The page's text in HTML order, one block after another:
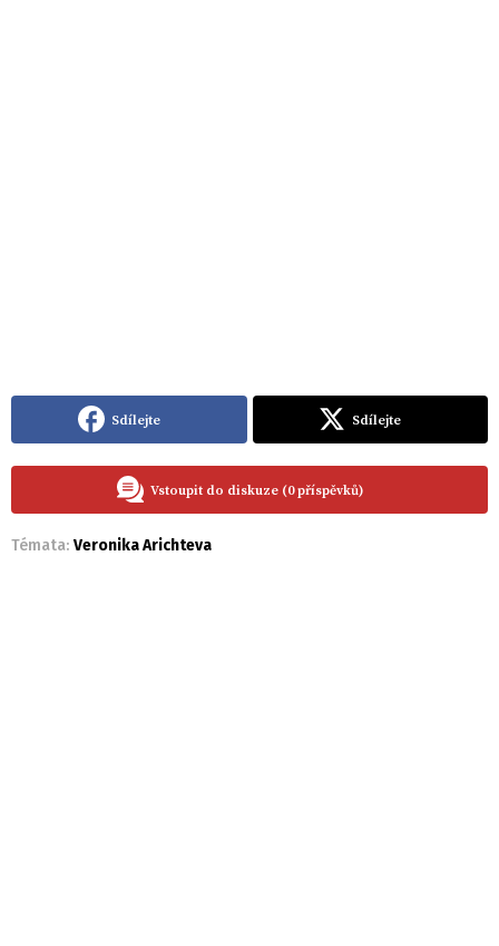
Sdílejte Sdílejte
Vstoupit do diskuze (0 příspěvků)
Témata: Veronika Arichteva